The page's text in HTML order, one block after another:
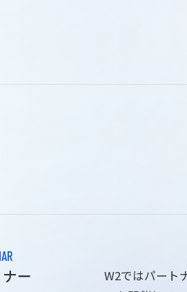
ー
W2ではパート